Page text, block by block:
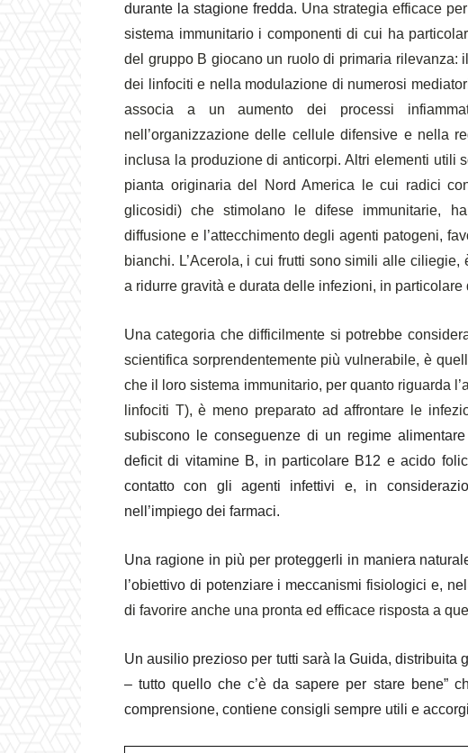
durante la stagione fredda. Una strategia efficace
sistema immunitario i componenti di cui ha
del gruppo B giocano un ruolo di primaria rilevanza:
dei linfociti e nella modulazione di numerosi
associa a un aumento dei processi
nell’organizzazione delle cellule difensive e nella
inclusa la produzione di anticorpi. Altri elementi utili
pianta originaria del Nord America le cui radici
glicosidi) che stimolano le difese immunitarie,
diffusione e l’attecchimento degli agenti patogeni,
bianchi. L’Acerola, i cui frutti sono simili alle
a ridurre gravità e durata delle infezioni, in
Una categoria che difficilmente si potrebbe
scientifica sorprendentemente più vulnerabile, è
che il loro sistema immunitario, per quanto riguarda
linfociti T), è meno preparato ad affrontare le
subiscono le conseguenze di un regime
deficit di vitamine B, in particolare B12 e acido
contatto con gli agenti infettivi e, in
nell’impiego dei farmaci.
Una ragione in più per proteggerli in maniera
l’obiettivo di potenziare i meccanismi fisiologici e,
di favorire anche una pronta ed efficace risposta a
Un ausilio prezioso per tutti sarà la Guida, distribuita
– tutto quello che c’è da sapere per stare bene”
comprensione, contiene consigli sempre utili e